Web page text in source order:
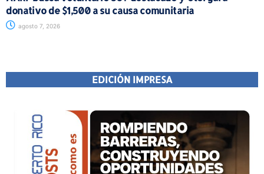
donativo de $1,500 a su causa comunitaria
agosto 7, 2026
EDICIÓN IMPRESA